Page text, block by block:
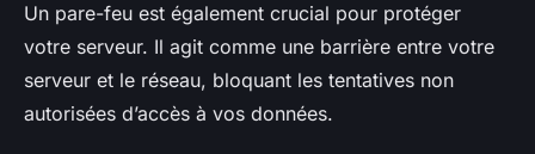
Un pare-feu est également crucial pour protéger
votre serveur. Il agit comme une barrière entre votre
serveur et le réseau, bloquant les tentatives non
autorisées d’accès à vos données.